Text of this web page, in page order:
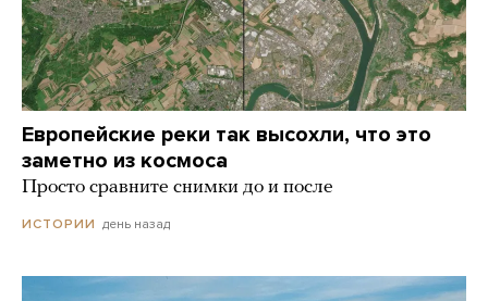
Европейские реки так высохли, что это
заметно из космоса
Просто сравните снимки до и после
ИСТОРИИ день назад